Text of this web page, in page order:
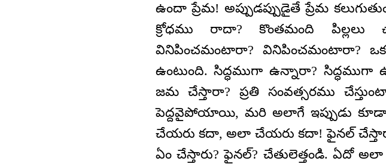
ఉందా ప్రేమ! అప్పుడప్పుడైతే ప్రేమ
క్రోధము రాదా? కొంతమంది
వినిపించమంటారా? వినిపించమంటారా?
ఉంటుంది. సిద్ధముగా ఉన్నారా?
జమ చేస్తారా? ప్రతి సంవత్సరము
పెద్దవైపోయాయి, మరి అలాగే ఇప్పుడు
చేయరు కదా, అలా చేయరు కదా! ఫైనల్ చేస్తారా
ఏం చేస్తారు? ఫైనల్? చేతులెత్తండి. ఏదో